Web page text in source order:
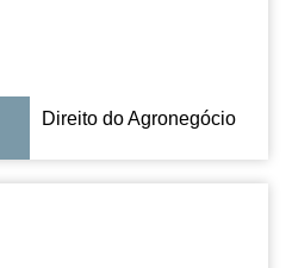
Direito do Agronegócio